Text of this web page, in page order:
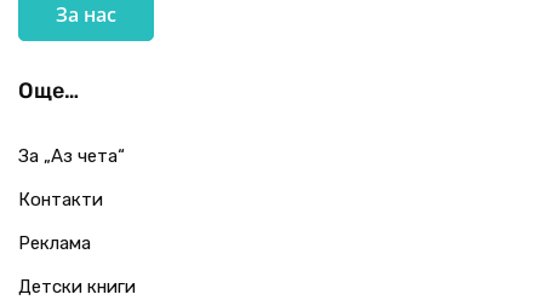
За нас
Още…
За „Аз чета“
Контакти
Реклама
Детски книги